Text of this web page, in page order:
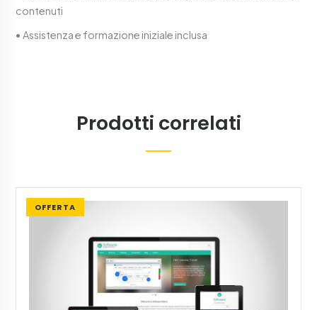
contenuti
• Assistenza e formazione iniziale inclusa
Prodotti correlati
OFFERTA